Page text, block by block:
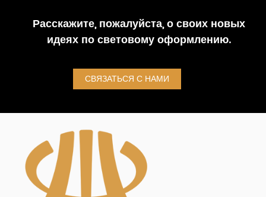
Расскажите, пожалуйста, о своих новых
идеях по световому оформлению.
СВЯЗАТЬСЯ С НАМИ